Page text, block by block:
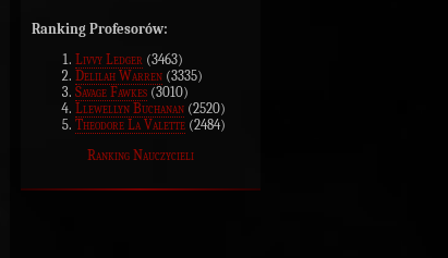
Ranking Profesorów:
Livvy Ledger (3463)
Delilah Warren (3335)
Savage Fawkes (3010)
Llewellyn Buchanan (2520)
Theodore La Valette (2484)
Ranking Nauczycieli